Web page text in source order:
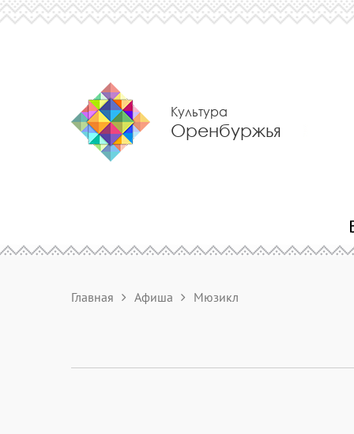
Культура
Оренбуржья
Главная Афиша Мюзикл